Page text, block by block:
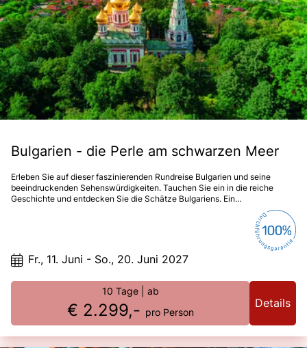
Bulgarien - die Perle am schwarzen Meer
Erleben Sie auf dieser faszinierenden Rundreise Bulgarien und seine
beeindruckenden Sehenswürdigkeiten. Tauchen Sie ein in die reiche
Geschichte und entdecken Sie die Schätze Bulgariens. Ein
Fr., 11. Juni - So., 20. Juni 2027
10 Tage | ab
€ 2.299,- pro Person
Details